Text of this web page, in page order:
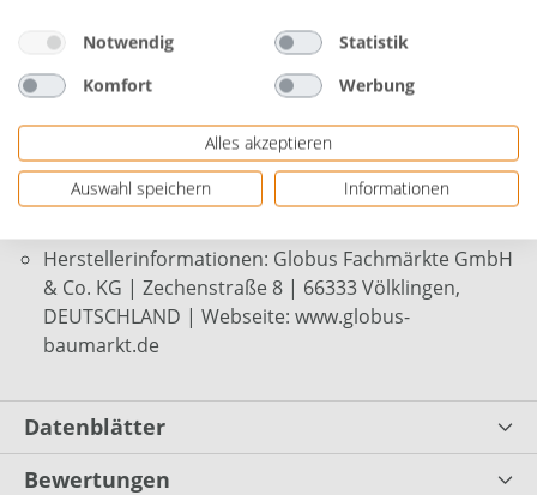
Material: Kunststoff
Farbe: chrom / weiße Strahlplatte
Maße Brauseschlauch: 175 cm (L)
Lieferumfang: Duschsäule, Handbrause,
Herstellerinformationen: Globus Fachmärkte GmbH
& Co. KG | Zechenstraße 8 | 66333 Völklingen,
DEUTSCHLAND | Webseite: www.globus-
baumarkt.de
Datenblätter
Bewertungen
Notwendig
Statistik
Komfort
Werbung
Alles akzeptieren
Auswahl speichern
Informationen